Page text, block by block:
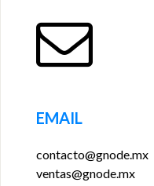
EMAIL
contacto@gnode.mx
ventas@gnode.mx